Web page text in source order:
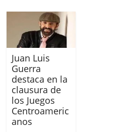
Juan Luis
Guerra
destaca en la
clausura de
los Juegos
Centroameric
anos